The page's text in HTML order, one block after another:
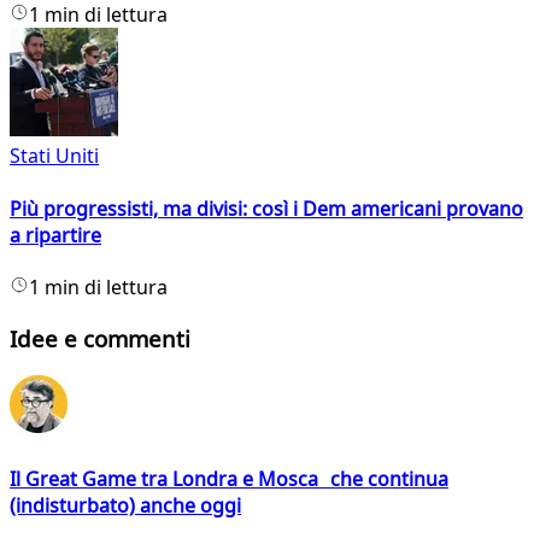
1 min di lettura
Stati Uniti
Più progressisti, ma divisi: così i Dem americani provano
a ripartire
1 min di lettura
Idee e commenti
Il Great Game tra Londra e Mosca che continua
(indisturbato) anche oggi